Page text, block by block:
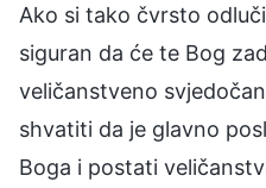
Ako si tako čvrsto
siguran da će te Bog
veličanstveno
shvatiti da je glavno
Boga i postati